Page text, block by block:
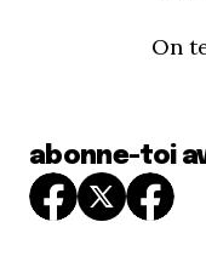
On
abonne-toi